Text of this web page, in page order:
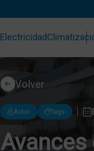
Electricidad
Volver
Autor Tags